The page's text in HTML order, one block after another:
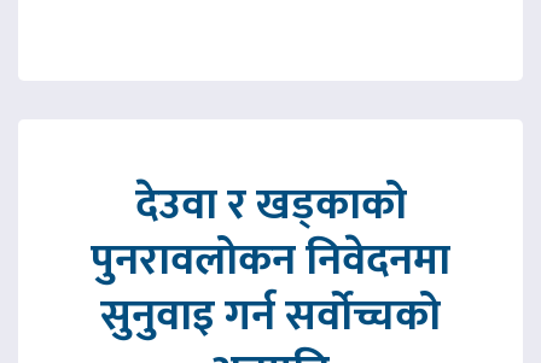
देउवा र खड्काको
पुनरावलोकन निवेदनमा
सुनुवाइ गर्न सर्वोच्चको